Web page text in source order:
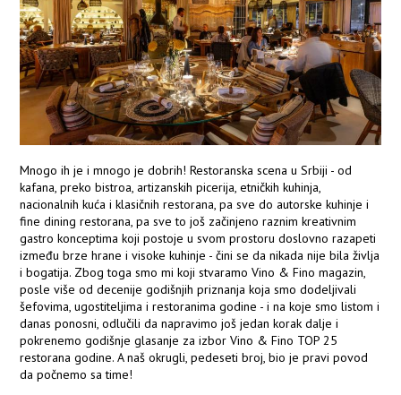
Mnogo ih je i mnogo je dobrih! Restoranska scena u Srbiji - od
kafana, preko bistroa, artizanskih picerija, etničkih kuhinja,
nacionalnih kuća i klasičnih restorana, pa sve do autorske kuhinje i
fine dining restorana, pa sve to još začinjeno raznim kreativnim
gastro konceptima koji postoje u svom prostoru doslovno razapeti
između brze hrane i visoke kuhinje - čini se da nikada nije bila življa
i bogatija. Zbog toga smo mi koji stvaramo Vino & Fino magazin,
posle više od decenije godišnjih priznanja koja smo dodeljivali
šefovima, ugostiteljima i restoranima godine - i na koje smo listom i
danas ponosni, odlučili da napravimo još jedan korak dalje i
pokrenemo godišnje glasanje za izbor Vino & Fino TOP 25
restorana godine. A naš okrugli, pedeseti broj, bio je pravi povod
da počnemo sa time!